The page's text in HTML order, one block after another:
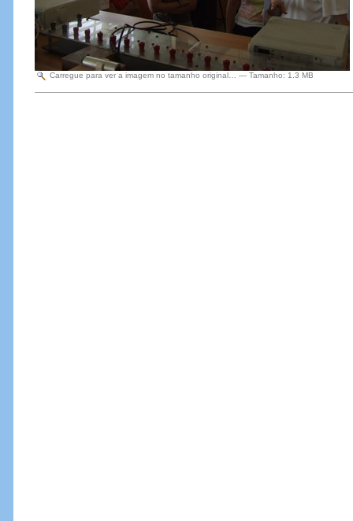
Carregue para ver a imagem no tamanho original… — Tamanho: 1.3 MB